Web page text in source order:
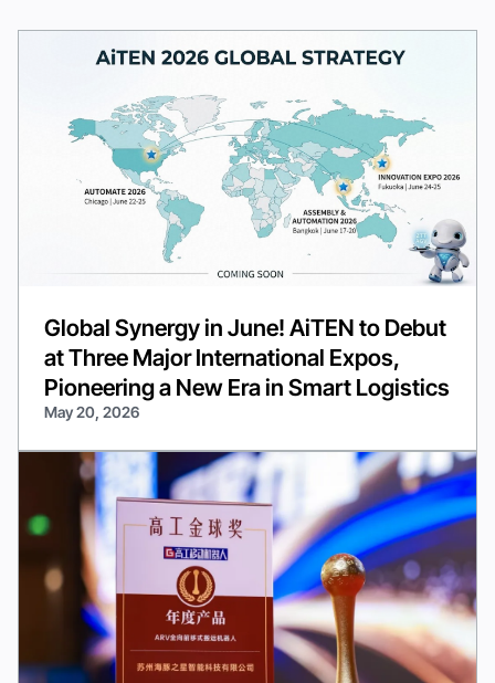
Global Synergy in June! AiTEN to Debut
at Three Major International Expos,
Pioneering a New Era in Smart Logistics
May 20, 2026